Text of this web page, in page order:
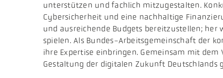
unterstützen und fachlich mitzugestalten.
Cybersicherheit und eine nachhaltige
und ausreichende Budgets bereitzustellen;
spielen. Als Bundes-Arbeitsgemeinschaft der
ihre Expertise einbringen. Gemeinsam mit dem
Gestaltung der digitalen Zukunft Deutschlands